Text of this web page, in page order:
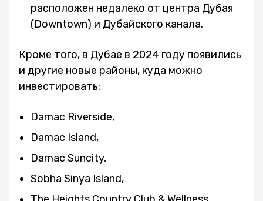
расположен недалеко от центра Дубая
(Downtown) и Дубайского канала.
Кроме того, в Дубае в 2024 году появились
и другие новые районы, куда можно
инвестировать:
Damac Riverside,
Damac Island,
Damac Suncity,
Sobha Sinya Island,